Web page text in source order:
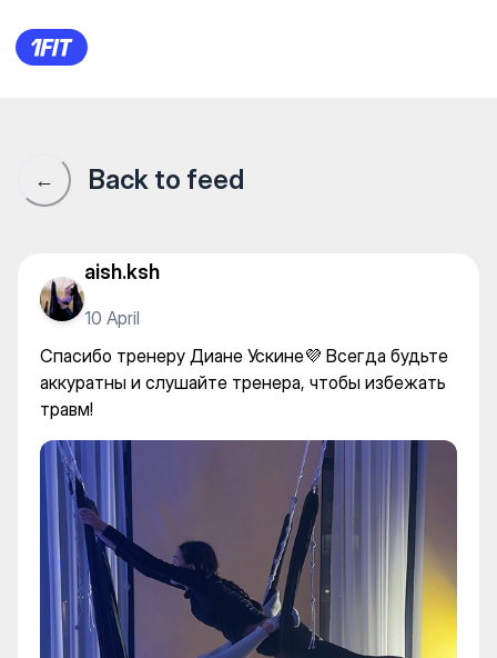
LEVIOSA женская студия
← Back to feed
aish.ksh
10 April
Спасибо тренеру Диане Ускине💜 Всегда будьте
аккуратны и слушайте тренера, чтобы избежать
травм!